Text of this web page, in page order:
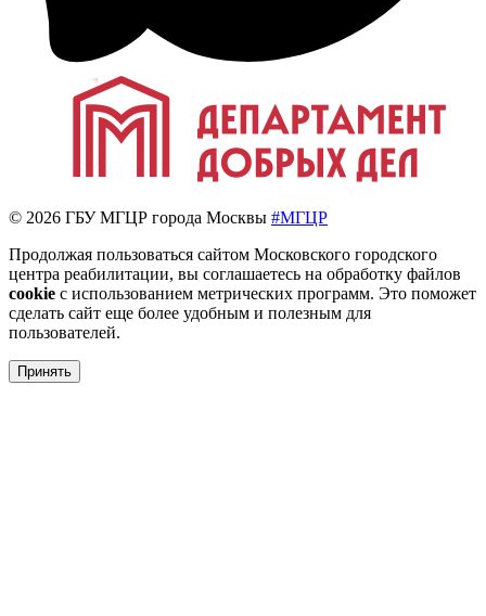
© 2026 ГБУ МГЦР города Москвы #МГЦР
Продолжая пользоваться сайтом Московского городского
центра реабилитации, вы соглашаетесь на обработку файлов
cookie с использованием метрических программ. Это поможет
сделать сайт еще более удобным и полезным для
пользователей.
Принять